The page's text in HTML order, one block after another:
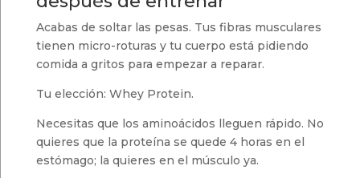
Acabas de soltar las pesas. Tus fibras musculares
tienen micro-roturas y tu cuerpo está pidiendo
comida a gritos para empezar a reparar.
Tu elección: Whey Protein.
Necesitas que los aminoácidos lleguen rápido. No
quieres que la proteína se quede 4 horas en el
estómago; la quieres en el músculo ya.